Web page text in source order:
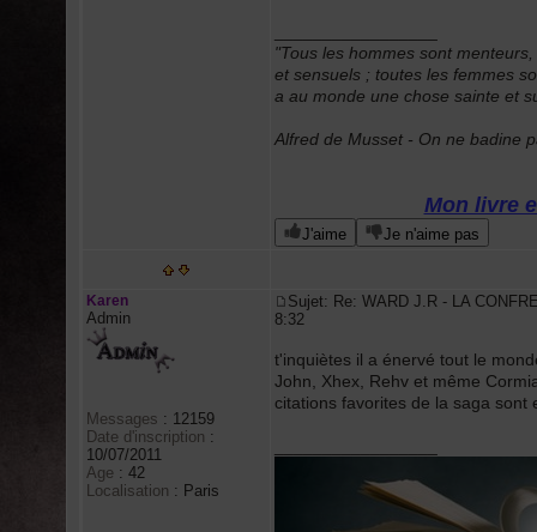
"Tous les hommes sont
et sensuels ; toutes les femmes
a au monde une chose sainte et
Alfred de Musset - On ne badine
Mon livre
J'aime Je n'aime pas
Karen
Admin
Messages : 12159
Date d'inscription :
10/07/2011
Age : 42
Localisation : Paris
Sujet: Re: WARD J.R - LA
8:32
t'inquiètes il a énervé tout le
John, Xhex, Rehv et même
citations favorites de la saga sont